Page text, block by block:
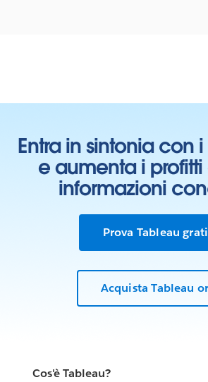
Entra in sintonia con
e aumenta i profitti
informazioni
Prova Tableau
Acquista Tableau
Cos'è Tableau?